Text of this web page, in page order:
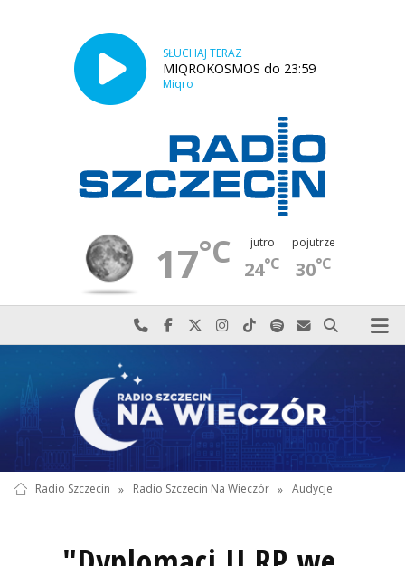
SŁUCHAJ TERAZ
MIQROKOSMOS do 23:59
Miqro
17°C jutro
24°C
pojutrze
30°C
Najlepiej po prostu do nas zadzwoń
Odwiedź nas na Facebook-u
Odwiedź nas na X
Odwiedź nas na Instagram-ie
Odwiedź nas na TikTok-u
Szukaj nas na Spotify
Wyślij do nas
Szukaj
Radio Szczecin » Radio Szczecin Na Wieczór » Audycje